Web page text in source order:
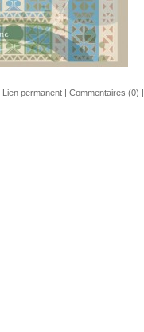
Lien permanent | Commentaires (0) |